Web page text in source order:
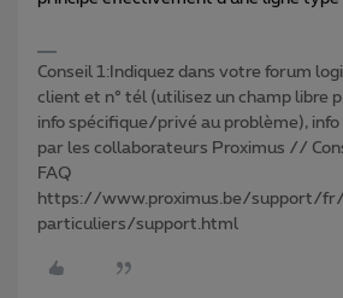
Conseil 1:Indiquez dans votre forum
client et n° tél (utilisez un champ libre
info spécifique/privé au problème),
par les collaborateurs Proximus //
FAQ
https://www.proximus.be/support/
particuliers/support.html